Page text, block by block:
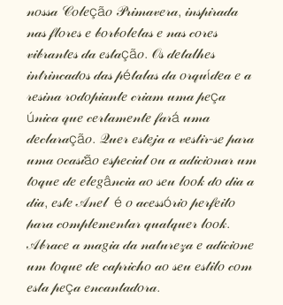
𝓃𝑜𝓈𝓈𝒶 𝒞𝑜𝓁𝑒çã𝑜 𝒫𝓇𝒾𝓂𝒶𝓋𝑒𝓇𝒶, 𝒾𝓃𝓈𝓅𝒾𝓇𝒶𝒹𝒶
𝓃𝒶𝓈 𝒻𝓁𝑜𝓇𝑒𝓈 𝑒 𝒷𝑜𝓇𝒷𝑜𝓁𝑒𝓉𝒶𝓈 𝑒 𝓃𝒶𝓈 𝒸𝑜𝓇𝑒𝓈
𝓋𝒾𝒷𝓇𝒶𝓃𝓉𝑒𝓈 𝒹𝒶 𝑒𝓈𝓉𝒶çã𝑜. 𝒪𝓈 𝒹𝑒𝓉𝒶𝓁𝒽𝑒𝓈
𝒾𝓃𝓉𝓇𝒾𝓃𝒸𝒶𝒹𝑜𝓈 𝒹𝒶𝓈 𝓅é𝓉𝒶𝓁𝒶𝓈 𝒹𝒶 𝑜𝓇𝓆𝓊í𝒹𝑒𝒶 𝑒 𝒶
𝓇𝑒𝓈𝒾𝓃𝒶 𝓇𝑜𝒹𝑜𝓅𝒾𝒶𝓃𝓉𝑒 𝒸𝓇𝒾𝒶𝓂 𝓊𝓂𝒶 𝓅𝑒ç𝒶
ú𝓃𝒾𝒸𝒶 𝓆𝓊𝑒 𝒸𝑒𝓇𝓉𝒶𝓂𝑒𝓃𝓉𝑒 𝒻𝒶𝓇á 𝓊𝓂𝒶
𝒹𝑒𝒸𝓁𝒶𝓇𝒶çã𝑜. 𝒬𝓊𝑒𝓇 𝑒𝓈𝓉𝑒𝒿𝒶 𝒶 𝓋𝑒𝓈𝓉𝒾𝓇-𝓈𝑒 𝓅𝒶𝓇𝒶
𝓊𝓂𝒶 𝑜𝒸𝒶𝓈𝒾ã𝑜 𝑒𝓈𝓅𝑒𝒸𝒾𝒶𝓁 𝑜𝓊 𝒶 𝒶𝒹𝒾𝒸𝒾𝑜𝓃𝒶𝓇 𝓊𝓂
𝓉𝑜𝓆𝓊𝑒 𝒹𝑒 𝑒𝓁𝑒𝑔â𝓃𝒸𝒾𝒶 𝒶𝑜 𝓈𝑒𝓊 𝓁𝑜𝑜𝓀 𝒹𝑜 𝒹𝒾𝒶 𝒶
𝒹𝒾𝒶, 𝑒𝓈𝓉𝑒 𝒜𝓃𝑒𝓁 é 𝑜 𝒶𝒸𝑒𝓈𝓈ó𝓇𝒾𝑜 𝓅𝑒𝓇𝒻𝑒𝒾𝓉𝑜
𝓅𝒶𝓇𝒶 𝒸𝑜𝓂𝓅𝓁𝑒𝓂𝑒𝓃𝓉𝒶𝓇 𝓆𝓊𝒶𝓁𝓆𝓊𝑒𝓇 𝓁𝑜𝑜𝓀.
𝒜𝒷𝓇𝒶𝒸𝑒 𝒶 𝓂𝒶𝑔𝒾𝒶 𝒹𝒶 𝓃𝒶𝓉𝓊𝓇𝑒𝓏𝒶 𝑒 𝒶𝒹𝒾𝒸𝒾𝑜𝓃𝑒
𝓊𝓂 𝓉𝑜𝓆𝓊𝑒 𝒹𝑒 𝒸𝒶𝓅𝓇𝒾𝒸𝒽𝑜 𝒶𝑜 𝓈𝑒𝓊 𝑒𝓈𝓉𝒾𝓁𝑜 𝒸𝑜𝓂
𝑒𝓈𝓉𝒶 𝓅𝑒ç𝒶 𝑒𝓃𝒸𝒶𝓃𝓉𝒶𝒹𝑜𝓇𝒶.